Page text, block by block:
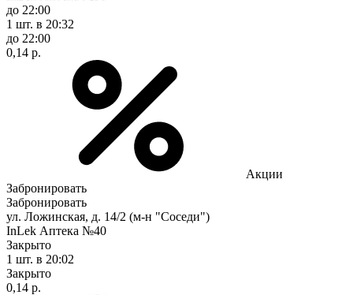
до 22:00
1 шт. в 20:32
до 22:00
0,14 р.
Акции
Забронировать
Забронировать
ул. Ложинская, д. 14/2 (м-н "Соседи")
InLek Аптека №40
Закрыто
1 шт. в 20:02
Закрыто
0,14 р.